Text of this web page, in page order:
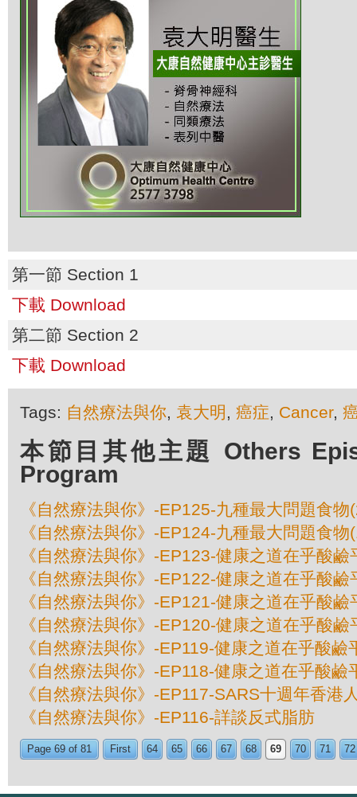
第一節 Section 1
下載 Download
第二節 Section 2
下載 Download
Tags: 自然療法與你, 袁大明 , 癌症, Cancer,
本節目其他主題 Others
Program
《自然療法與你》-EP125-九種最大問題食物
《自然療法與你》-EP124-九種最大問題食物
《自然療法與你》-EP123-健康之道在乎酸鹼
《自然療法與你》-EP122-健康之道在乎酸鹼
《自然療法與你》-EP121-健康之道在乎酸鹼
《自然療法與你》-EP120-健康之道在乎酸鹼
《自然療法與你》-EP119-健康之道在乎酸鹼
《自然療法與你》-EP118-健康之道在乎酸鹼
《自然療法與你》-EP117-SARS十週年香港
《自然療法與你》-EP116-詳談反式脂肪
Page 69 of 81 First 64 65 66 67 68 69 70 71 72